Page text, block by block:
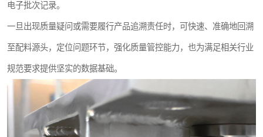
电子批次记录。
一旦出现质量疑问或需要履行产品追溯责任时，可快速、准确地回溯
至配料源头，定位问题环节，强化质量管控能力，也为满足相关行业
规范要求提供坚实的数据基础。